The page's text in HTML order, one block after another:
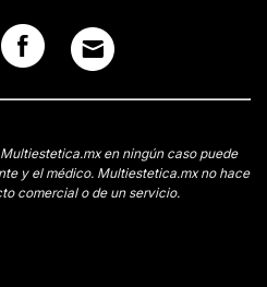
en ningún caso puede
y el médico. Multiestetica.mx no hace
comercial o de un servicio.